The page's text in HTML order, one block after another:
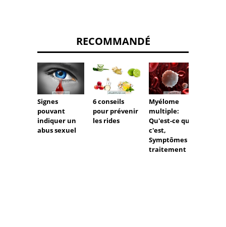
RECOMMANDÉ
Signes
pouvant
indiquer un
abus sexuel
6 conseils
pour prévenir
les rides
Myélome
multiple:
Qu'est-ce que
c'est,
Symptômes et
traitement